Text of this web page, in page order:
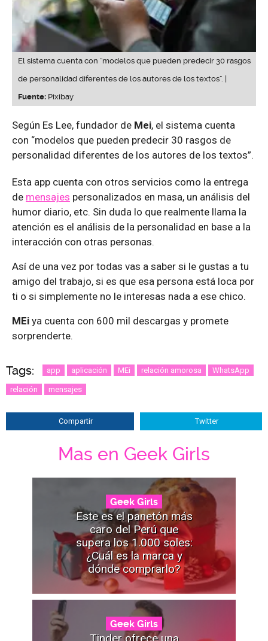
El sistema cuenta con “modelos que pueden predecir 30 rasgos
de personalidad diferentes de los autores de los textos”. |
Fuente: Pixibay
Según Es Lee, fundador de Mei, el sistema cuenta
con “modelos que pueden predecir 30 rasgos de
personalidad diferentes de los autores de los textos”.
Esta app cuenta con otros servicios como la entrega
de mensajes personalizados en masa, un análisis del
humor diario, etc. Sin duda lo que realmente llama la
atención es el análisis de la personalidad en base a la
interacción con otras personas.
Así de una vez por todas vas a saber si le gustas a tu
amigo del trabajo, si es que esa persona está loca por
ti o si simplemente no le interesas nada a ese chico.
MEi ya cuenta con 600 mil descargas y promete
sorprenderte.
Tags: app aplicación MEi relación amorosa WhatsApp
relación mensajes
Compartir Twitter
Mas en Geek Girls
Geek Girls
Este es el panetón más
caro del Perú que
supera los 1.000 soles:
¿Cuál es la marca y
dónde comprarlo?
Geek Girls
Tinder ofrece una